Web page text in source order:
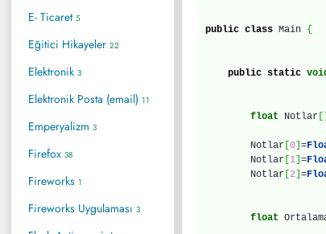
E- Ticaret 5
Eğitici Hikayeler 22
Elektronik 3
Elektronik Posta (email) 11
Emperyalizm 3
Firefox 38
Fireworks 1
Fireworks Uygulaması 3
public class Main {
public static
float Notlar [
Notlar [0]=
Notlar [1]=
Notlar [2]=
float